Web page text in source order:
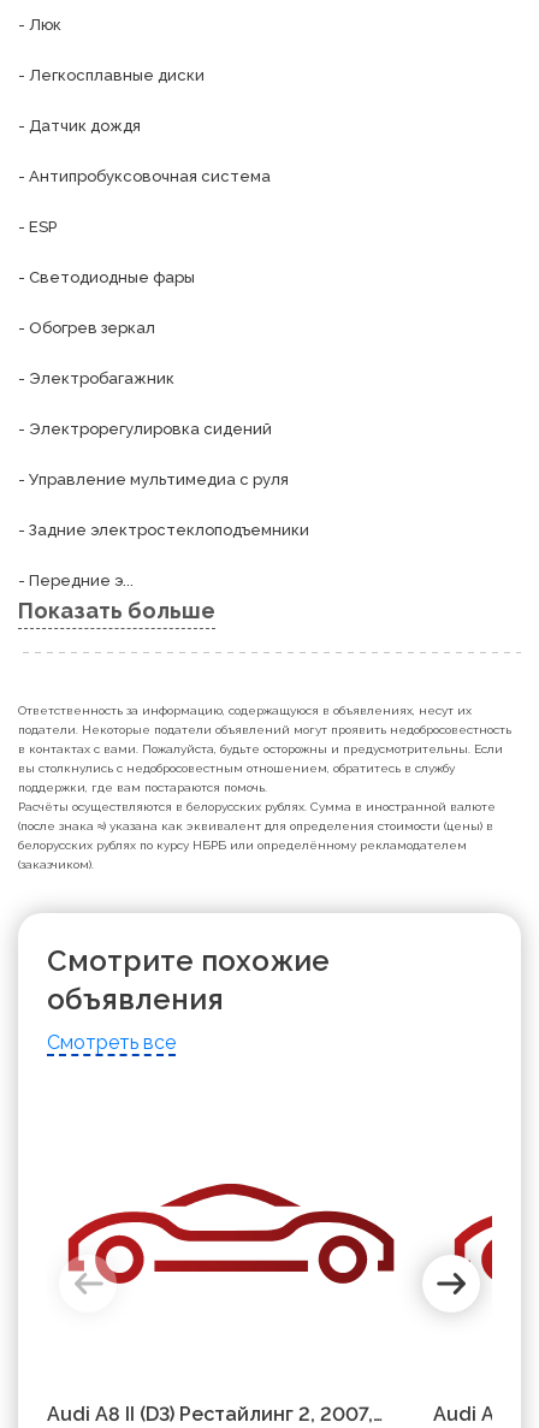
- Люк
- Легкосплавные диски
- Датчик дождя
- Антипробуксовочная система
- ESP
- Светодиодные фары
- Обогрев зеркал
- Электробагажник
- Электрорегулировка сидений
- Управление мультимедиа с руля
- Задние электростеклоподъемники
- Передние э...
Показать больше
Ответственность за информацию, содержащуюся в объявлениях, несут их
податели. Некоторые податели объявлений могут проявить недобросовестность
в контактах с вами. Пожалуйста, будьте осторожны и предусмотрительны. Если
вы столкнулись с недобросовестным отношением, обратитесь в службу
поддержки, где вам постараются помочь.
Расчёты осуществляются в белорусских рублях. Сумма в иностранной валюте
(после знака ≈) указана как эквивалент для определения стоимости (цены) в
белорусских рублях по курсу НБРБ или определённому рекламодателем
(заказчиком).
Смотрите похожие
объявления
Смотреть все
Audi A8 II (D3) Рестайлинг 2, 2007, Audi A8 II